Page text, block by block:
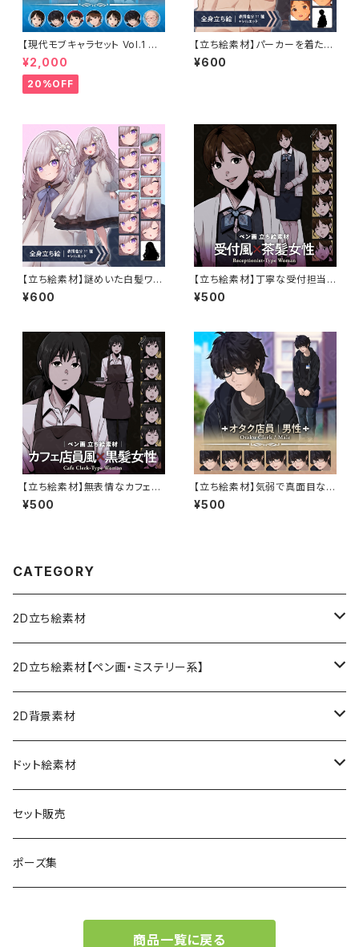
【現代モブキャラセット Vol.1 街
の店員編】コンビニ・ファストフ
ード・スーパー・古本屋・オタク
店員の立ち絵素材5人セット・表
情差分あり
¥2,000
20%OFF
【立ち絵素材】パーカーを着た主
人公風な雰囲気の茶髪少年の
イラスト・現代・男の子・小学生・
¥600
【立ち絵素材】謎めいた白髪ワン
ピース姿の女の子のイラスト・フ
ァンタジー系・全身表情10種＋
¥600
【立ち絵素材】丁寧な受付担当
の女性キャラクター｜表情7種・
ペン画風・TRPG・ミステリー向
¥500
【立ち絵素材】無表情なカフェ店
員の女性キャラクター｜表情7
種・ペン画風・TRPG・ミステリ
¥500
【立ち絵素材】気弱で真面目なオ
タク店員の男性キャラクター・黒
髪メガネ・表情7種
¥500
CATEGORY
2D立ち絵素材
ファンタジー
女性
男性
現代
女性
男性
2D立ち絵素材【ペン画・ミステリー系】
現代
女性
男性
ファンタジー
女性
男性
2D背景素材
ファンタジー
現代
ドット絵素材
背景素材
ファンタジー
立ち絵素材
セット販売
ポーズ集
商品一覧に戻る